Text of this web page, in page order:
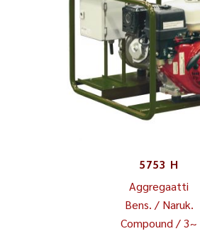
5753 H
Aggregaatti
Bens. / Naruk.
Compound / 3~